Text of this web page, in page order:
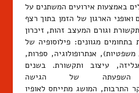
באמצעות אירועים המשתנים על
הארגון של הזמן בתוך רצף
וגורם המעצב זהות, זיכרון
מגוונים: פילוסופיה של
אנתרופולוגיה, ספרות,
עיצוב ותקשורת. בשנים
השפעתה של הגישה
התרבות, המושג מתייחס לאופיו